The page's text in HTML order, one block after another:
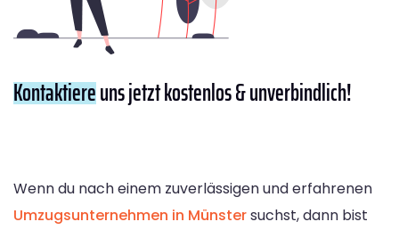
Kontaktiereuns jetzt kostenlos & unverbindlich!
Wenn du nach einem zuverlässigen und erfahrenen
Umzugsunternehmen in Münstersuchst, dann bist